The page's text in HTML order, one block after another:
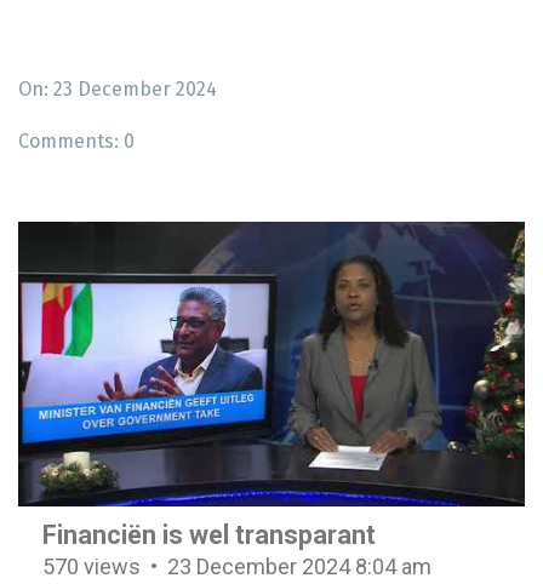
On: 23 December 2024
Comments: 0
Financiën is wel transparant
570 views
23 December 2024 8:04 am